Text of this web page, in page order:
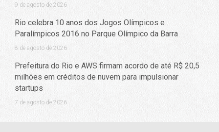
9 de agosto de 2026
Rio celebra 10 anos dos Jogos Olímpicos e
Paralímpicos 2016 no Parque Olímpico da Barra
8 de agosto de 2026
Prefeitura do Rio e AWS firmam acordo de até R$ 20,5
milhões em créditos de nuvem para impulsionar
startups
7 de agosto de 2026